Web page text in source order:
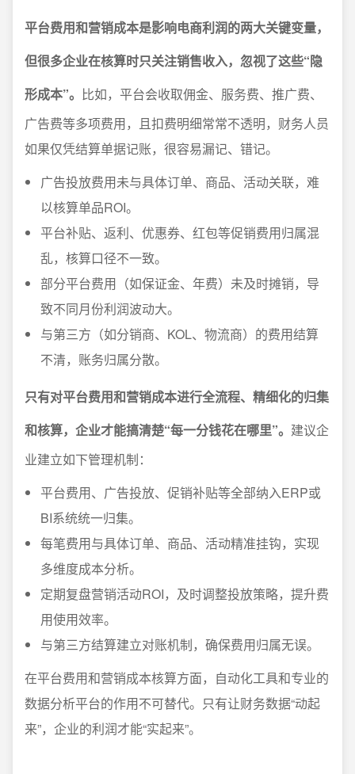
平台费用和营销成本是影响电商利润的两大关键变量，
但很多企业在核算时只关注销售收入，忽视了这些“隐
形成本”。 比如，平台会收取佣金、服务费、推广费、
广告费等多项费用，且扣费明细常常不透明，财务人员
如果仅凭结算单据记账，很容易漏记、错记。
广告投放费用未与具体订单、商品、活动关联，难
以核算单品ROI。
平台补贴、返利、优惠券、红包等促销费用归属混
乱，核算口径不一致。
部分平台费用（如保证金、年费）未及时摊销，导
致不同月份利润波动大。
与第三方（如分销商、KOL、物流商）的费用结算
不清，账务归属分散。
只有对平台费用和营销成本进行全流程、精细化的归集
和核算，企业才能搞清楚“每一分钱花在哪里”。 建议企
业建立如下管理机制：
平台费用、广告投放、促销补贴等全部纳入ERP或
BI系统统一归集。
每笔费用与具体订单、商品、活动精准挂钩，实现
多维度成本分析。
定期复盘营销活动ROI，及时调整投放策略，提升费
用使用效率。
与第三方结算建立对账机制，确保费用归属无误。
在平台费用和营销成本核算方面，自动化工具和专业的
数据分析平台的作用不可替代。只有让财务数据“动起
来”，企业的利润才能“实起来”。